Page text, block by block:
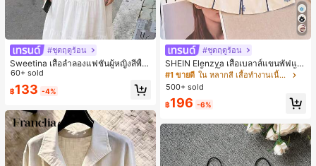
#ชุดฤดูร้อน
Sweetina เสื้อลำลองแฟชั่นผู้หญิงสีพื้น
แต่งระบายอเนกประสงค์
60+ sold
฿133 -4%
#ชุดฤดูร้อน
SHEIN Elenzya เสื้อเบลาส์แขนพัฟแต่
งระบายสีพื้นสีน้ำเงินสำหรับผู้หญิง, เสื้อ
ครอปเข้ารูปผูกโบว์คอวีตัดกันสำหรับฤ
ดูร้อน
#1 ขายดี
ใน หลากสี เสื้อทำงานเนื้อผ้านุ่ม
500+ sold
฿196 -6%